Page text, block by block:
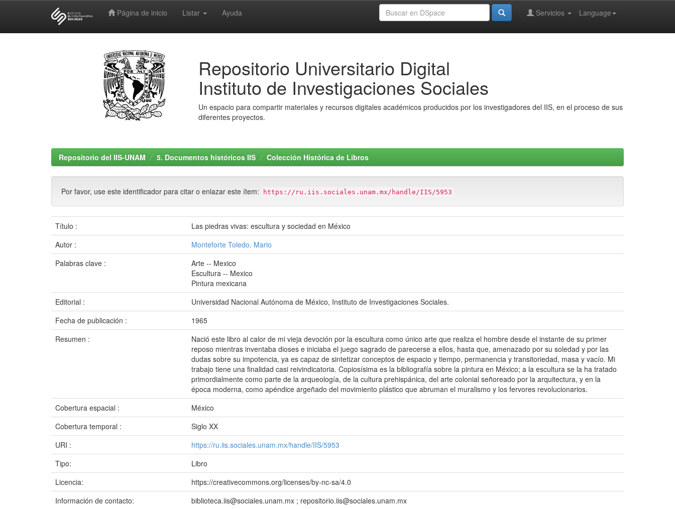
Página de inicio Listar Ayuda Language
Servicios
Repositorio Universitario Digital
Instituto de Investigaciones Sociales
Un espacio para compartir materiales y recursos digitales académicos producidos por los investigadores del IIS, en el proceso de sus
diferentes proyectos.
Repositorio del IIS-UNAM 5. Documentos históricos IIS Colección Histórica de Libros
Por favor, use este identificador para citar o enlazar este ítem: https://ru.iis.sociales.unam.mx/handle/IIS/5953
Título :
Las piedras vivas: escultura y sociedad en México
Autor :
Monteforte Toledo, Mario
Palabras clave :
Arte -- Mexico
Escultura -- Mexico
Pintura mexicana
Editorial :
Universidad Nacional Autónoma de México, Instituto de Investigaciones Sociales.
Fecha de publicación :
1965
Resumen :
Nació este libro al calor de mi vieja devoción por la escultura como único arte que realiza el hombre desde el instante de su primer
reposo mientras inventaba dioses e iniciaba el juego sagrado de parecerse a ellos, hasta que, amenazado por su soledad y por las
dudas sobre su impotencia, ya es capaz de sintetizar conceptos de espacio y tiempo, permanencia y transitoriedad, masa y vacío. Mi
trabajo tiene una finalidad casi reivindicatoria. Copiosísima es la bibliografía sobre la pintura en México; a la escultura se la ha tratado
primordialmente como parte de la arqueología, de la cultura prehispánica, del arte colonial señoreado por la arquitectura, y en la
época moderna, como apéndice argeñado del movimiento plástico que abruman el muralismo y los fervores revolucionarios.
Cobertura espacial :
México
Cobertura temporal :
Siglo XX
URI :
https://ru.iis.sociales.unam.mx/handle/IIS/5953
Tipo:
Libro
Licencia:
https://creativecommons.org/licenses/by-nc-sa/4.0
Información de contacto:
biblioteca.iis@sociales.unam.mx ; repositorio.iis@sociales.unam.mx